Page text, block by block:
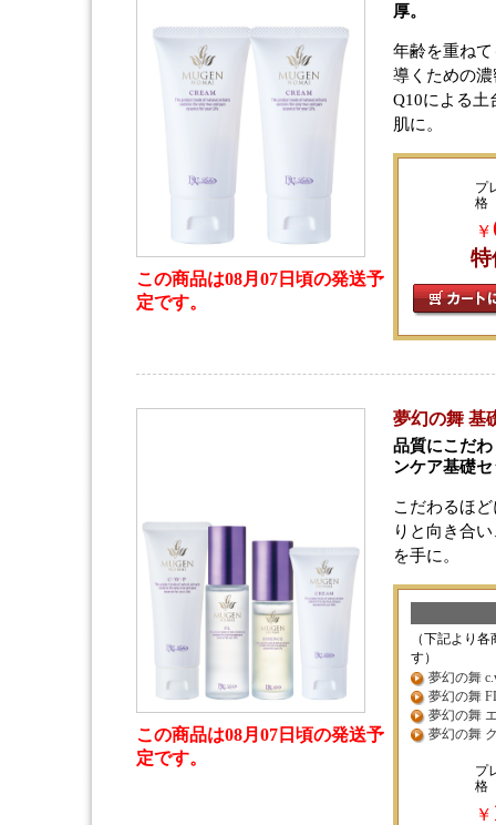
この商品は08月07日頃の発送予
定です。
厚。
年齢を重ね
導くための
Q10による土
肌に。
プ
格
￥
特
この商品は08月07日頃の発送予
定です。
夢幻の舞 基
品質にこだ
ンケア基礎セ
こだわるほ
りと向き合
を手に。
（下記より
す）
夢幻の舞
夢幻の舞
夢幻の舞
夢幻の舞
プ
格
￥